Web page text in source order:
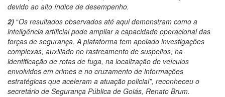
devido ao alto índice de desempenho.
2) “Os resultados observados até aqui demonstram como a
inteligência artificial pode ampliar a capacidade operacional das
forças de segurança. A plataforma tem apoiado investigações
complexas, auxiliado no rastreamento de suspeitos, na
identificação de rotas de fuga, na localização de veículos
envolvidos em crimes e no cruzamento de informações
estratégicas que aceleram a atuação policial”, reconheceu o
secretário de Segurança Pública de Goiás, Renato Brum.